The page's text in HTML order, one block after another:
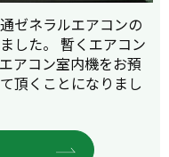
ゼネラルエアコンの
した。 暫くエアコン
アコン室内機をお預
頂くことになりまし